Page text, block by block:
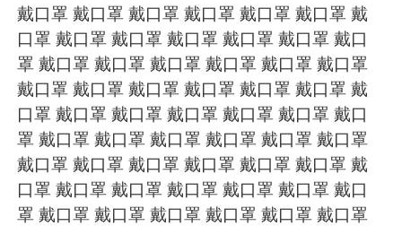
Español العربية
Français Deutsch
日本語 한국어
Русский ไทย
Indonesia Italiano
戴口罩 戴口罩 戴口罩 戴口罩 戴口罩 戴口罩 戴
口罩 戴口罩 戴口罩 戴口罩 戴口罩 戴口罩 戴口
罩 戴口罩 戴口罩 戴口罩 戴口罩 戴口罩 戴口罩
戴口罩 戴口罩 戴口罩 戴口罩 戴口罩 戴口罩 戴
口罩 戴口罩 戴口罩 戴口罩 戴口罩 戴口罩 戴口
罩 戴口罩 戴口罩 戴口罩 戴口罩 戴口罩 戴口罩
戴口罩 戴口罩 戴口罩 戴口罩 戴口罩 戴口罩 戴
口罩 戴口罩 戴口罩 戴口罩 戴口罩 戴口罩 戴口
罩 戴口罩 戴口罩 戴口罩 戴口罩 戴口罩 戴口罩